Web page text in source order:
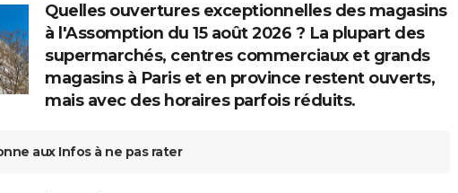
Quelles ouvertures exceptionnelles des magasins
à l'Assomption du 15 août 2026 ? La plupart des
supermarchés, centres commerciaux et grands
magasins à Paris et en province restent ouverts,
mais avec des horaires parfois réduits.
aux Infos à ne pas rater